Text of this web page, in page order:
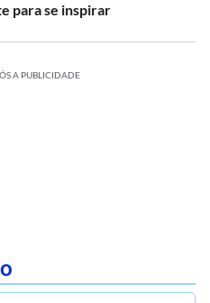
para se inspirar
A PUBLICIDADE